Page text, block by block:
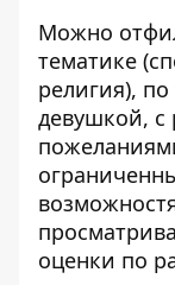
Можно
тематике
религия), по
девушкой, с
оценки по